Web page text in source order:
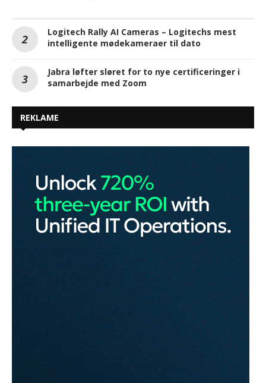
Logitech Rally AI Cameras – Logitechs mest
intelligente mødekameraer til dato
Jabra løfter sløret for to nye certificeringer i
samarbejde med Zoom
REKLAME